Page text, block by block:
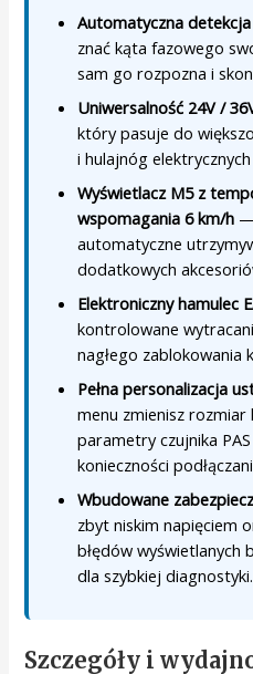
Automatyczna detekcja
znać kąta fazowego
sam go rozpozna i
Uniwersalność 24V /
który pasuje do
i hulajnóg
Wyświetlacz M5 z
wspomagania 6 km/h —
automatyczne
dodatkowych
Elektroniczny hamulec
kontrolowane
nagłego zablokowania
Pełna personalizacja
menu zmienisz rozmiar
parametry czujnika
konieczności
Wbudowane
zbyt niskim napięciem
błędów wyświetlanych
dla szybkiej diagnostyki.
Szczegóły i